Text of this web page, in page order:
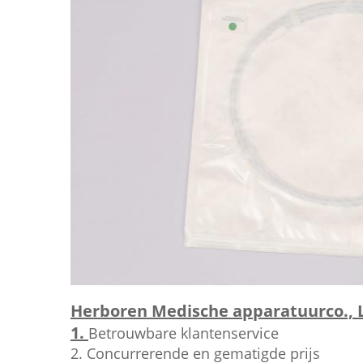
Herboren Medische apparatuurco.,
1. Betrouwbare klantenservice
2. Concurrerende en gematigde prijs